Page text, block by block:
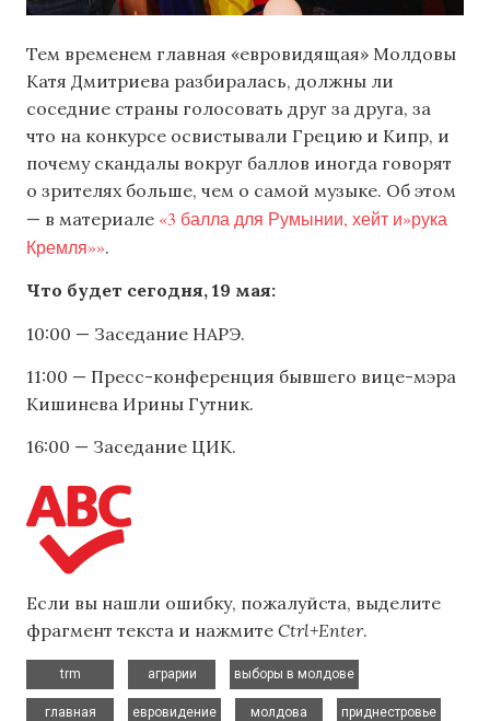
Тем временем главная «евровидящая» Молдовы
Катя Дмитриева разбиралась, должны ли
соседние страны голосовать друг за друга, за
что на конкурсе освистывали Грецию и Кипр, и
почему скандалы вокруг баллов иногда говорят
о зрителях больше, чем о самой музыке. Об этом
— в материале «3 балла для Румынии, хейт и»рука
Кремля»».
Что будет сегодня, 19 мая:
10:00 — Заседание НАРЭ.
11:00 — Пресс-конференция бывшего вице-мэра
Кишинева Ирины Гутник.
16:00 — Заседание ЦИК.
Если вы нашли ошибку, пожалуйста, выделите
фрагмент текста и нажмите Ctrl+Enter.
trm
аграрии
выборы в молдове
главная
евровидение
молдова
приднестровье